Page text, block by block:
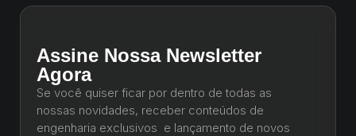
Assine Nossa Newsletter
Agora
Se você quiser ficar por dentro de todas as
nossas novidades, receber conteúdos de
engenharia exclusivos e lançamento de novos